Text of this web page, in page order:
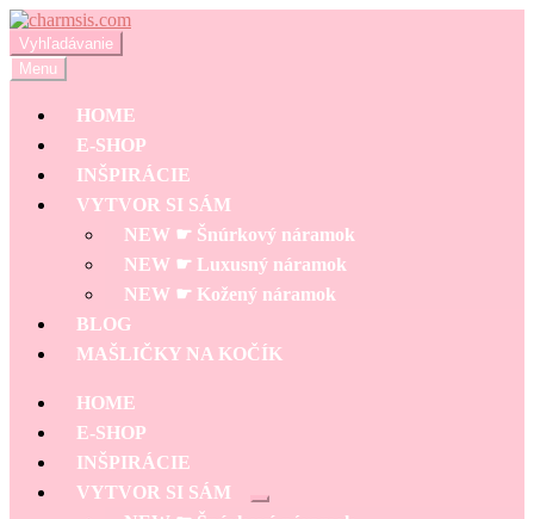
Preskočiť
na
navigáciu
Preskočiť
na
obsah
Hľadať:
Vyhľadávanie
Menu
HOME
E-SHOP
INŠPIRÁCIE
VYTVOR SI SÁM
NEW ☛ Šnúrkový náramok
NEW ☛ Luxusný náramok
NEW ☛ Kožený náramok
BLOG
MAŠLIČKY NA KOČÍK
HOME
E-SHOP
INŠPIRÁCIE
VYTVOR SI SÁM
Rozbaliť